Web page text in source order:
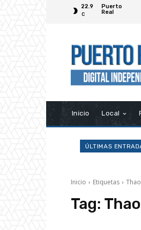
22.9
C
Puerto
Real
Inicio Local
ÚLTIMAS
Inicio Etiquetas Thao
Tag: Thao